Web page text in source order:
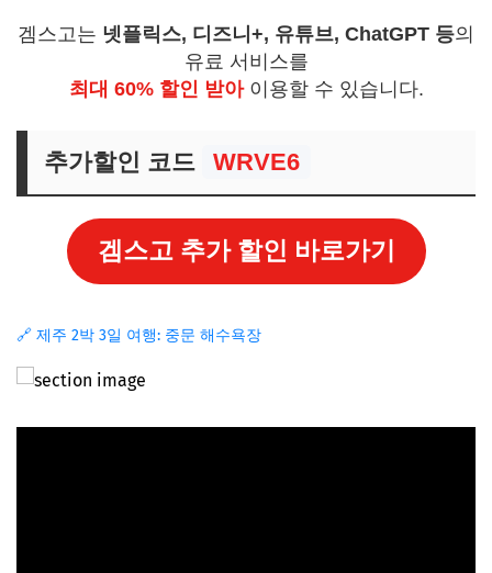
겜스고는 넷플릭스, 디즈니+, 유튜브, ChatGPT 등의
유료 서비스를
최대 60% 할인 받아이용할 수 있습니다.
추가할인 코드 WRVE6
겜스고 추가 할인 바로가기
🔗 제주 2박 3일 여행: 중문 해수욕장